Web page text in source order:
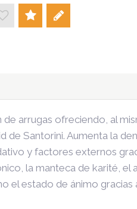
arrugas ofreciendo, al
de Santorini. Aumenta la
y factores externos
la manteca de karité, el
el estado de ánimo gracias